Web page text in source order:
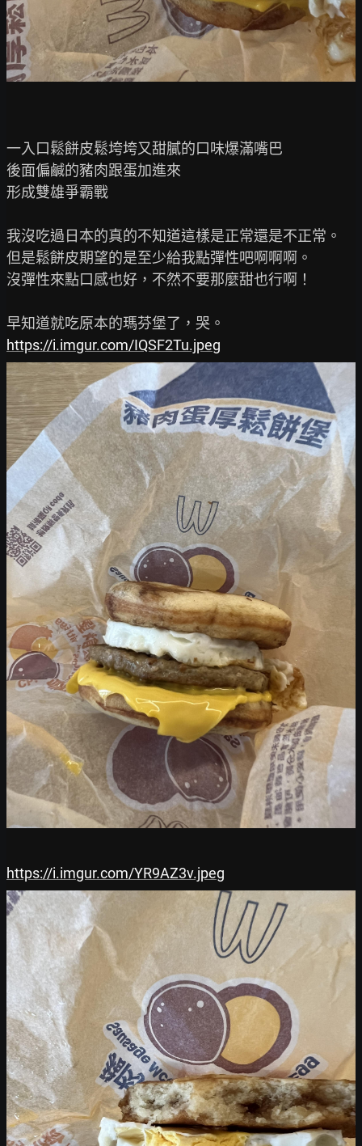
一入口鬆餅皮鬆垮垮又甜膩的口味爆滿嘴巴
後面偏鹹的豬肉跟蛋加進來
形成雙雄爭霸戰
我沒吃過日本的真的不知道這樣是正常還是不正常。
但是鬆餅皮期望的是至少給我點彈性吧啊啊啊。
沒彈性來點口感也好，不然不要那麼甜也行啊！
https://i.imgur.com/IQSF2Tu.jpeg
https://i.imgur.com/YR9AZ3v.jpeg